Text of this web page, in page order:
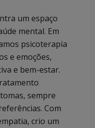
um espaço
mental. Em
psicoterapia
e emoções,
e bem-estar.
sempre
Com
crio um